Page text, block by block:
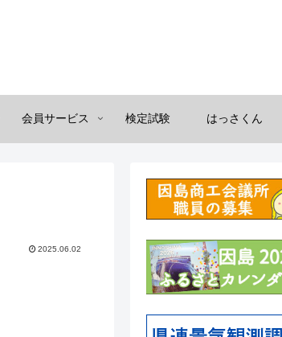
会員サービス 検定試験 はっさくん
2025.06.02